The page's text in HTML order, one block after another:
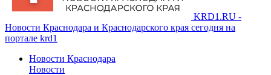
KRD1.RU -
Новости Краснодара и Краснодарского края сегодня на
портале krd1
Новости Краснодара
Новости